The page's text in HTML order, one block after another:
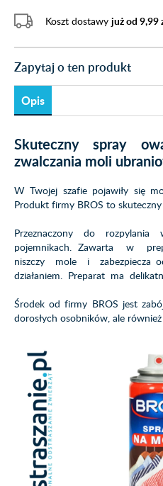
Koszt dostawy już od 9,99
Zapytaj o ten produkt
Opis
Skuteczny spray
zwalczania moli
W Twojej szafie pojawiły się
Produkt firmy BROS to
Przeznaczony do
pojemnikach. Zawarta w
niszczy mole i zabezpiecza
działaniem. Preparat ma
Środek od firmy BROS jest
dorosłych osobników, ale